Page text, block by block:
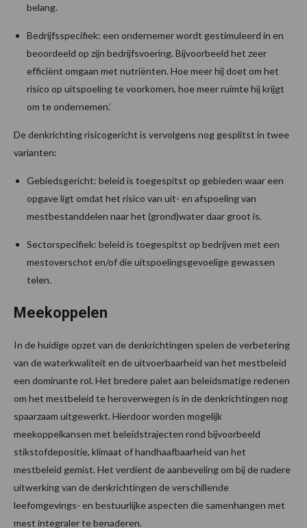
belang.
Bedrijfsspecifiek: een ondernemer wordt gestimuleerd in en
beoordeeld op zijn bedrijfsvoering. Bijvoorbeeld het zeer
efficiënt omgaan met nutriënten. Hoe meer hij doet om het
risico op uitspoeling te voorkomen, hoe meer ruimte hij krijgt
om te ondernemen.’
De denkrichting risicogericht is vervolgens nog gesplitst in twee
varianten:
Gebiedsgericht: beleid is toegespitst op gebieden waar een
opgave ligt omdat het risico van uit- en afspoeling van
mestbestanddelen naar het (grond)water daar groot is.
Sectorspecifiek: beleid is toegespitst op bedrijven met een
mestoverschot en/of die uitspoelingsgevoelige gewassen
telen.
Meekoppelen
In de huidige opzet van de denkrichtingen spelen de verbetering
van de waterkwaliteit en de uitvoerbaarheid van het mestbeleid
een dominante rol. Het bredere palet aan beleidsmatige redenen
om het mestbeleid te heroverwegen is in de denkrichtingen nog
spaarzaam uitgewerkt. Hierdoor worden mogelijk
meekoppelkansen met beleidstrajecten rond bijvoorbeeld
stikstofdepositie, klimaat of handhaafbaarheid van het
mestbeleid gemist. Het verdient de aanbeveling om bij de nadere
uitwerking van de denkrichtingen de verschillende
leefomgevings- en bestuurlijke aspecten die samenhangen met
mest integraler te benaderen.